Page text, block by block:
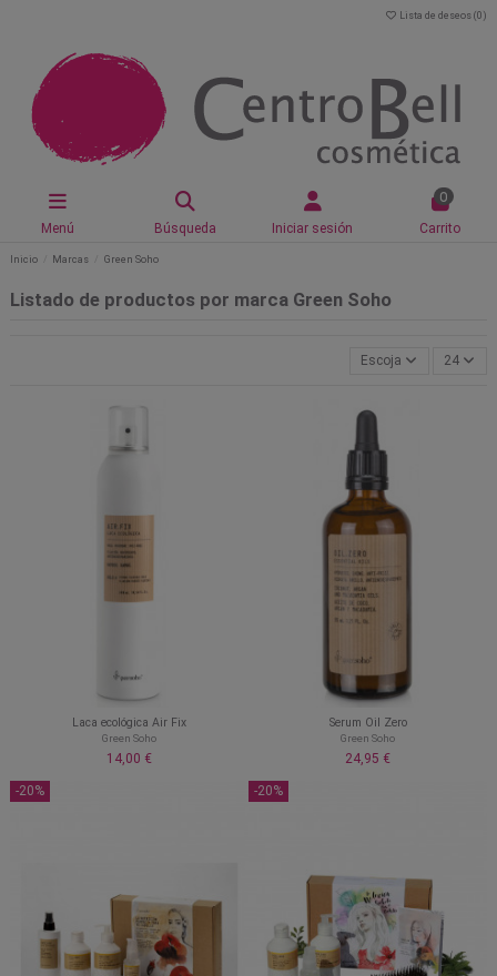
Lista de deseos (0 )
Menú Búsqueda Iniciar sesión
0
Carrito
Inicio Marcas Green Soho
Listado de productos por marca Green Soho
Escoja 24
Laca ecológica Air Fix
Green Soho
14,00 €
Serum Oil Zero
Green Soho
24,95 €
-20% -20%